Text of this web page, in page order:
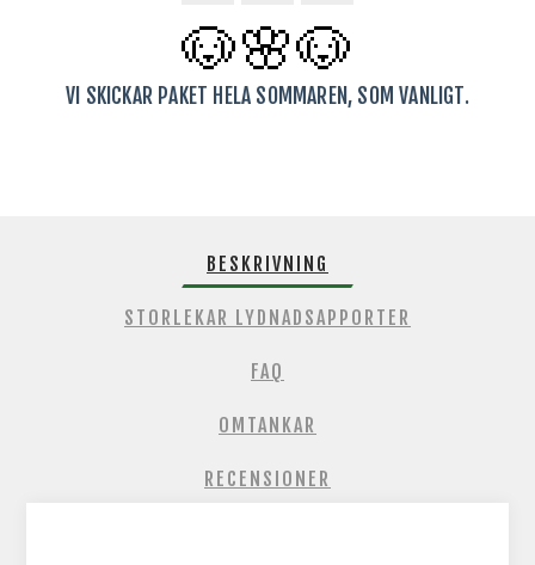
🐶🌸🐶
VI SKICKAR PAKET HELA SOMMAREN, SOM VANLIGT.
BESKRIVNING
STORLEKAR LYDNADSAPPORTER
FAQ
OMTANKAR
RECENSIONER